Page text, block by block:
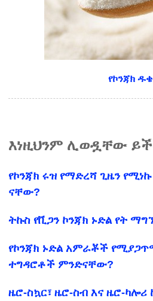
የኮንጃክ
እነዚህንም ሊወዷቸው
የኮንጃክ ሩዝ የማድረሻ ጊዜን
ናቸው?
ትኩስ የቪጋን ኮንጃክ ኑድል የት
የኮንጃክ ኑድል አምራቾች
ተግዳሮቶች ምንድናቸው?
ዜሮ-ስኳር፣ ዜሮ-ስብ እና ዜሮ-ካሎሪ